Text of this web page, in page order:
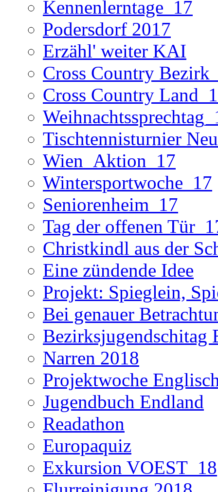
Kennenlerntage_17
Podersdorf 2017
Erzähl' weiter KAI
Cross Country
Cross Country
Tischtennisturnier
Wien_Aktion_17
Wintersportwoche_17
Seniorenheim_17
Tag der offenen
Christkindl aus der
Eine zündende Idee
Projekt: Spieglein,
Bei genauer
Bezirksjugendschitag
Narren 2018
Projektwoche
Jugendbuch Endland
Readathon
Europaquiz
Exkursion VOEST_18